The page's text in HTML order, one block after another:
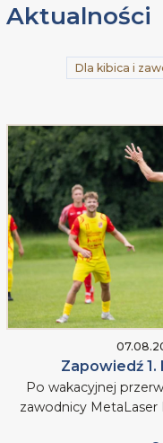
Aktualności
Dla kibica i
Zapowiedź
Po wakacyjnej
zawodnicy